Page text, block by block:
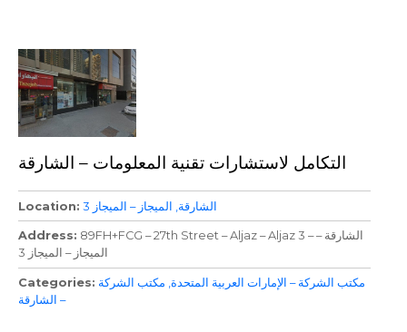
التكامل لاستشارات تقنية المعلومات – الشارقة
Location الشارقة الميجاز – الميجاز 3
Address 89FH+FCG – 27th Street – Aljaz – Aljaz 3 – الشارقة –
الميجاز – الميجاز 3
Categories مكتب الشركة – الإمارات العربية المتحدة مكتب الشركة
– الشارقة